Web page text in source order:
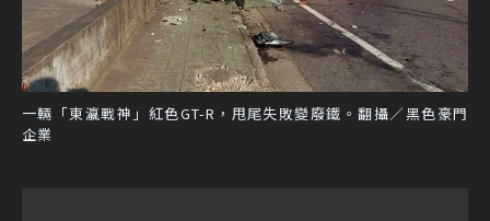
一輛「東瀛戰神」紅色GT-R，甩尾失敗變廢鐵。翻攝／黑色豪門
企業